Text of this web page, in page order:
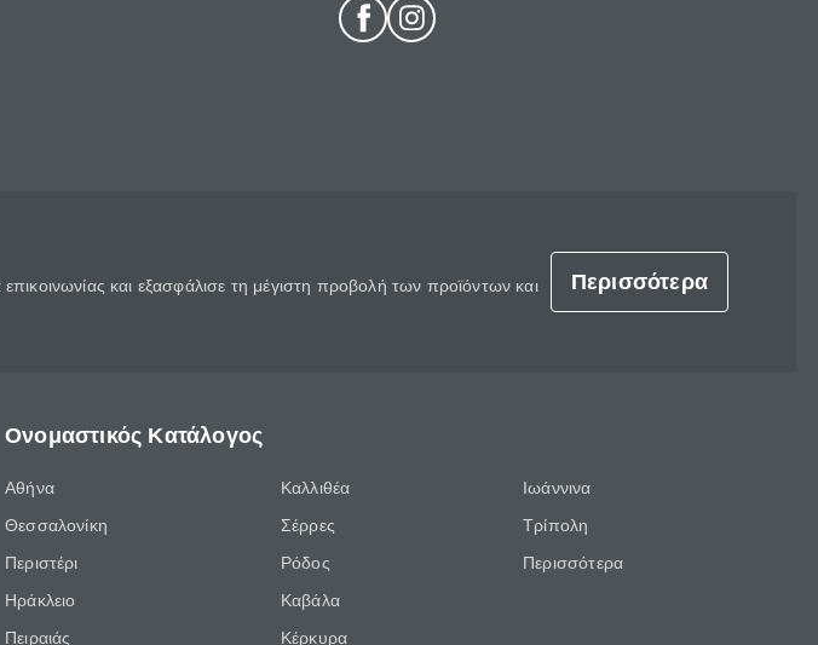
και εξασφάλισε τη μέγιστη προβολή των προϊόντων και
Περισσότερα
Ονομαστικός Κατάλογος
Αθήνα
Θεσσαλονίκη
Περιστέρι
Ηράκλειο
Πειραιάς
Καλλιθέα
Σέρρες
Ρόδος
Καβάλα
Κέρκυρα
Ιωάννινα
Τρίπολη
Περισσότερα